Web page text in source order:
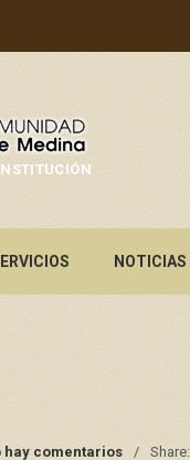
NOTICIAS
hay comentarios Share: